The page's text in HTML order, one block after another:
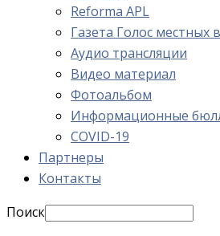
Reforma APL
Газета Голос местных
Аудио трансляции
Видео материал
Фотоальбом
Информационные
COVID-19
Партнеры
Контакты
Поиск